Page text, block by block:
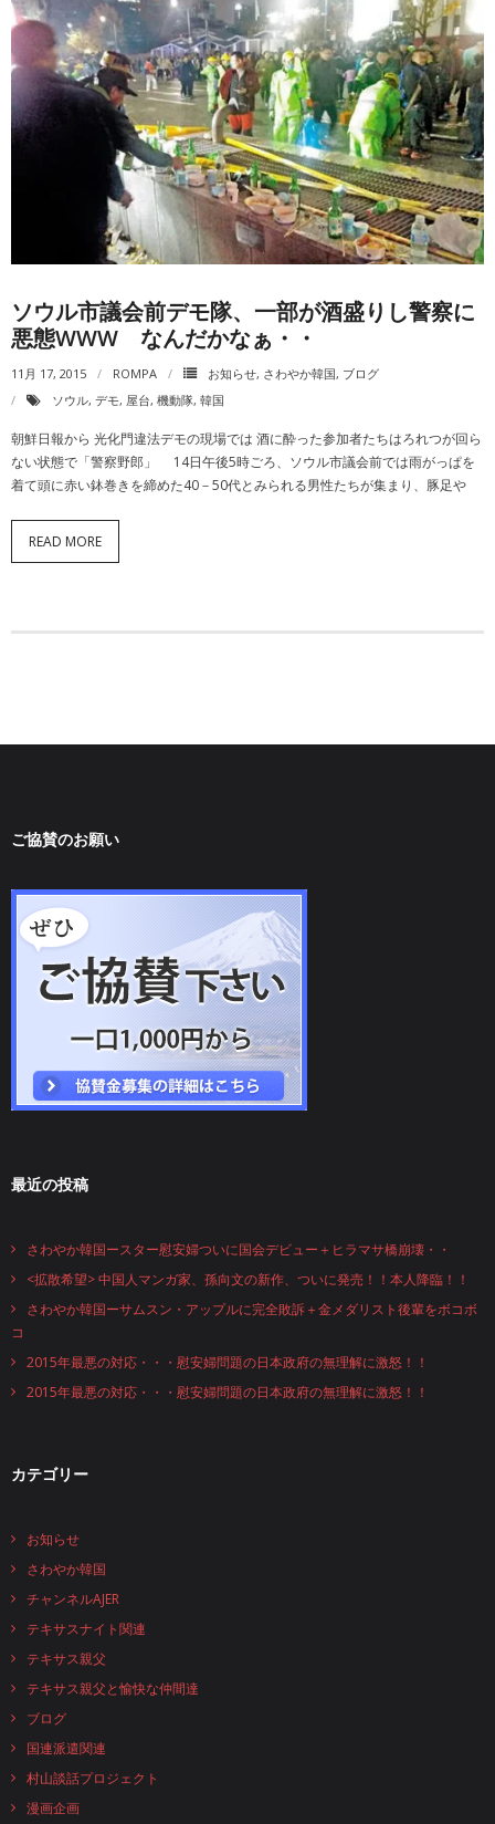
ソウル市議会前デモ隊、一部が酒盛りし警察に
悪態WWW なんだかなぁ・・
11月 17, 2015 ROMPA お知らせ, さわやか韓国, ブログ
ソウル, デモ, 屋台, 機動隊, 韓国
朝鮮日報から 光化門違法デモの現場では 酒に酔った参加者たちはろれつが回ら
ない状態で「警察野郎」 14日午後5時ごろ、ソウル市議会前では雨がっぱを
着て頭に赤い鉢巻きを締めた40－50代とみられる男性たちが集まり、豚足や
READ MORE
ご協賛のお願い
最近の投稿
さわやか韓国ースター慰安婦ついに国会デビュー＋ヒラマサ橋崩壊・・
<拡散希望> 中国人マンガ家、孫向文の新作、ついに発売！！本人降臨！！
さわやか韓国ーサムスン・アップルに完全敗訴＋金メダリスト後輩をボコボ
コ
2015年最悪の対応・・・慰安婦問題の日本政府の無理解に激怒！！
2015年最悪の対応・・・慰安婦問題の日本政府の無理解に激怒！！
カテゴリー
お知らせ
さわやか韓国
チャンネルAJER
テキサスナイト関連
テキサス親父
テキサス親父と愉快な仲間達
ブログ
国連派遣関連
村山談話プロジェクト
漫画企画